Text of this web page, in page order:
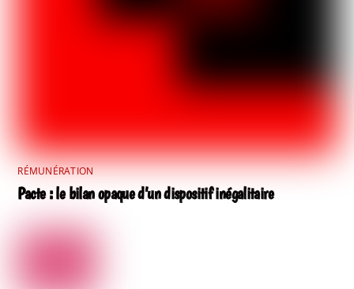
RÉMUNÉRATION
Pacte : le bilan opaque d’un dispositif inégalitaire